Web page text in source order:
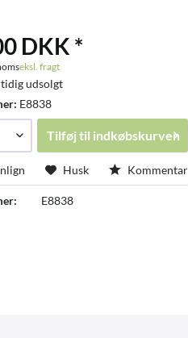
DKK *
eksl. fragt
udsolgt
E8838
Tilføj til indkøbskurven
Husk Kommentar
E8838